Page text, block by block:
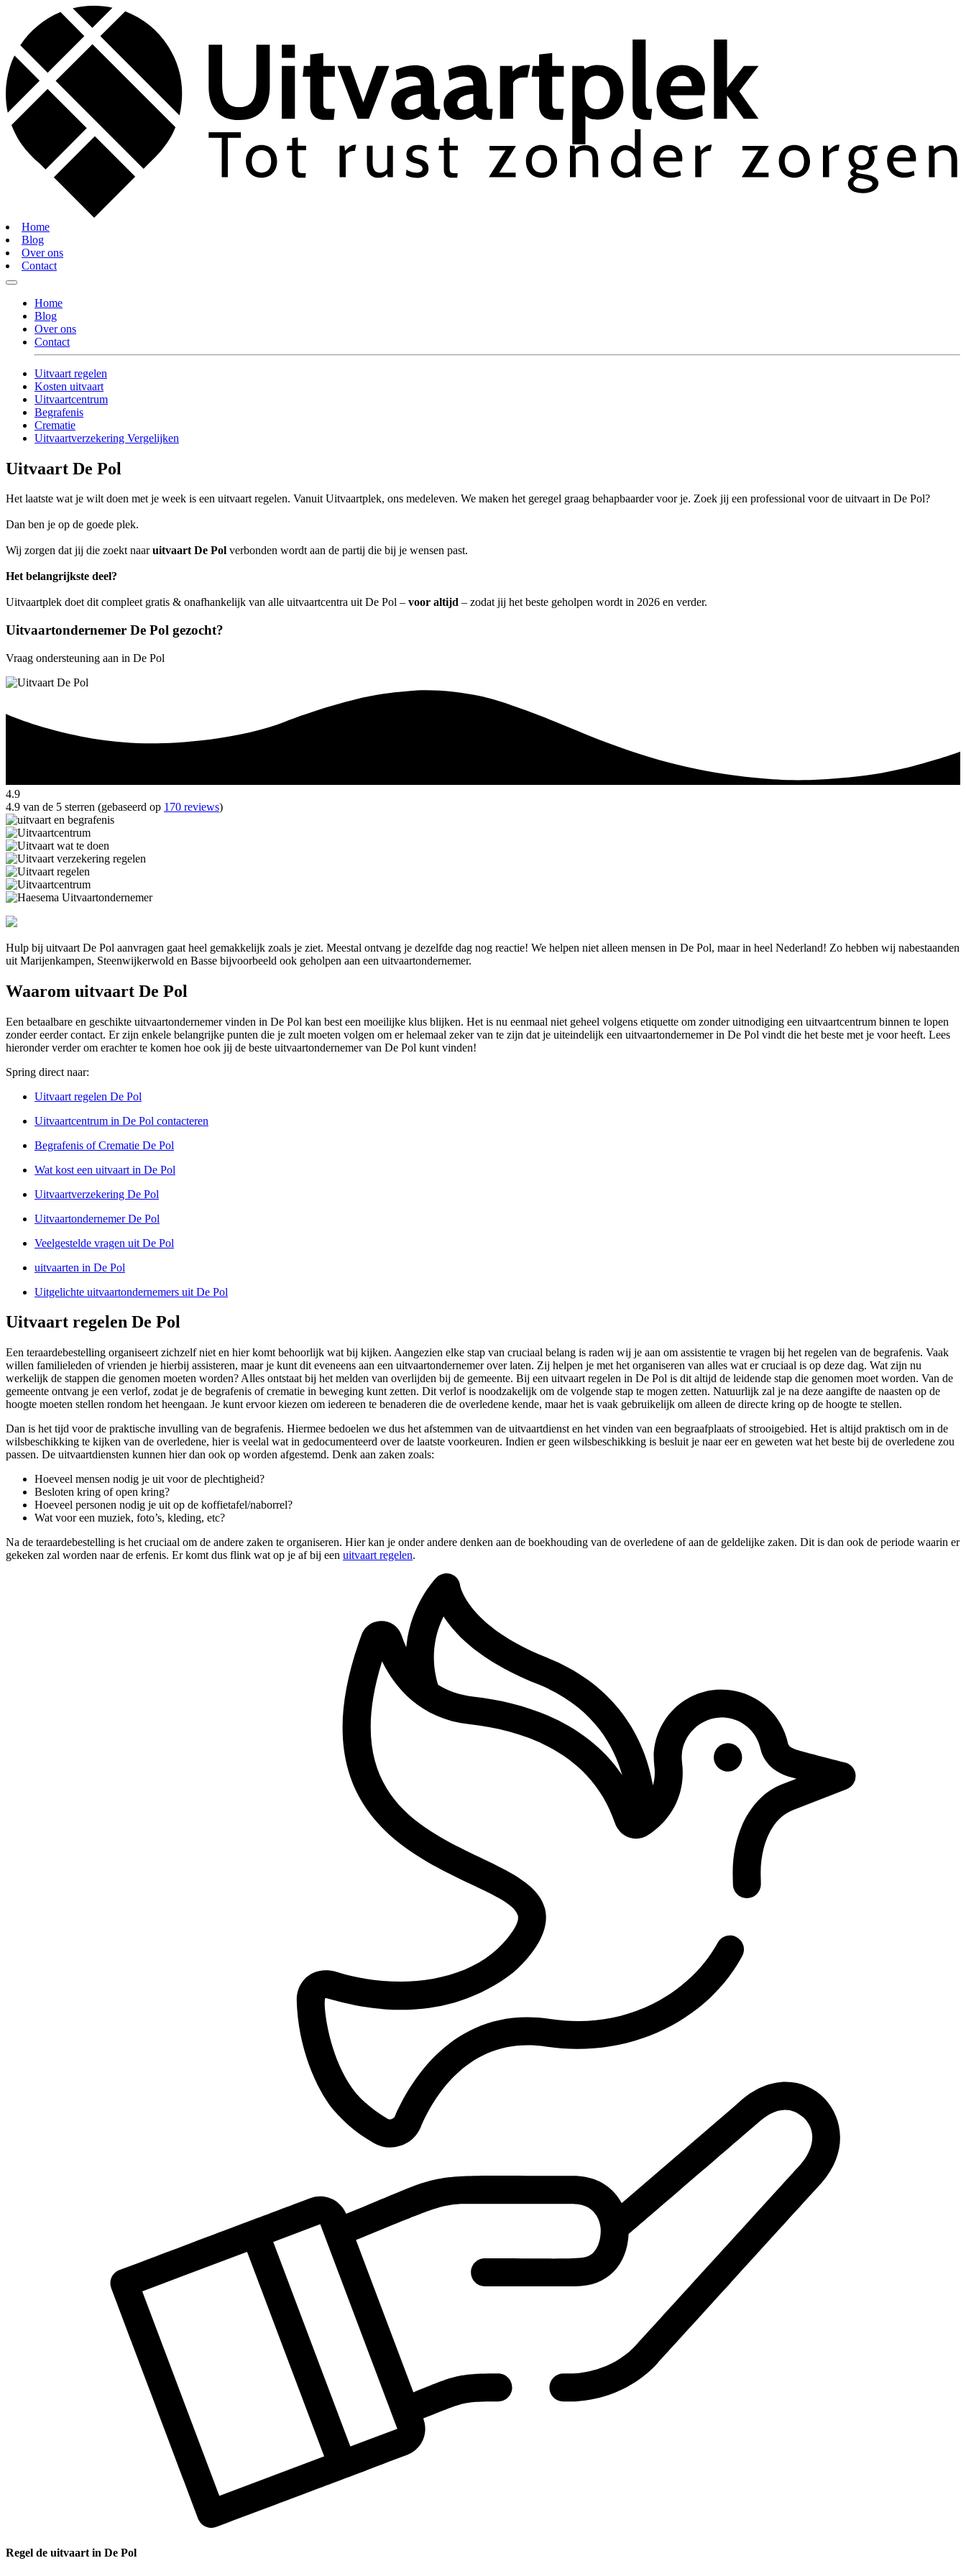
Home
Blog
Over ons
Contact
Home
Blog
Over ons
Contact
Uitvaart regelen
Kosten uitvaart
Uitvaartcentrum
Begrafenis
Crematie
Uitvaartverzekering Vergelijken
Uitvaart De Pol
Het laatste wat je wilt doen met je week is een uitvaart regelen. Vanuit Uitvaartplek, ons medeleven. We maken het geregel graag behapbaarder voor je. Zoek jij een professional voor de uitvaart in De Pol?
Dan ben je op de goede plek.
Wij zorgen dat jij die zoekt naaruitvaart De Pol verbonden wordt aan de partij die bij je wensen past.
Het belangrijkste deel?
Uitvaartplek doet dit compleet gratis & onafhankelijk van alle uitvaartcentra uit De Pol – voor altijd – zodat jij het beste geholpen wordt in 2026 en verder.
Uitvaartondernemer De Pol gezocht?
Vraag ondersteuning aan in De Pol
4.9
4.9 van de 5 sterren (gebaseerd op 170 reviews)
Hulp bij uitvaart De Pol aanvragen gaat heel gemakkelijk zoals je ziet. Meestal ontvang je dezelfde dag nog reactie! We helpen niet alleen mensen in De Pol, maar in heel Nederland! Zo hebben wij nabestaanden
uit Marijenkampen, Steenwijkerwold en Basse bijvoorbeeld ook geholpen aan een uitvaartondernemer.
Waarom uitvaart De Pol
Een betaalbare en geschikte uitvaartondernemer vinden in De Pol kan best een moeilijke klus blijken. Het is nu eenmaal niet geheel volgens etiquette om zonder uitnodiging een uitvaartcentrum binnen te lopen
zonder eerder contact. Er zijn enkele belangrijke punten die je zult moeten volgen om er helemaal zeker van te zijn dat je uiteindelijk een uitvaartondernemer in De Pol vindt die het beste met je voor heeft. Lees
hieronder verder om erachter te komen hoe ook jij de beste uitvaartondernemer van De Pol kunt vinden!
Spring direct naar:
Uitvaart regelen De Pol
Uitvaartcentrum in De Pol contacteren
Begrafenis of Crematie De Pol
Wat kost een uitvaart in De Pol
Uitvaartverzekering De Pol
Uitvaartondernemer De Pol
Veelgestelde vragen uit De Pol
uitvaarten in De Pol
Uitgelichte uitvaartondernemers uit De Pol
Uitvaart regelen De Pol
Een teraardebestelling organiseert zichzelf niet en hier komt behoorlijk wat bij kijken. Aangezien elke stap van cruciaal belang is raden wij je aan om assistentie te vragen bij het regelen van de begrafenis. Vaak
willen familieleden of vrienden je hierbij assisteren, maar je kunt dit eveneens aan een uitvaartondernemer over laten. Zij helpen je met het organiseren van alles wat er cruciaal is op deze dag. Wat zijn nu
werkelijk de stappen die genomen moeten worden? Alles ontstaat bij het melden van overlijden bij de gemeente. Bij een uitvaart regelen in De Pol is dit altijd de leidende stap die genomen moet worden. Van de
gemeente ontvang je een verlof, zodat je de begrafenis of crematie in beweging kunt zetten. Dit verlof is noodzakelijk om de volgende stap te mogen zetten. Natuurlijk zal je na deze aangifte de naasten op de
hoogte moeten stellen rondom het heengaan. Je kunt ervoor kiezen om iedereen te benaderen die de overledene kende, maar het is vaak gebruikelijk om alleen de directe kring op de hoogte te stellen.
Dan is het tijd voor de praktische invulling van de begrafenis. Hiermee bedoelen we dus het afstemmen van de uitvaartdienst en het vinden van een begraafplaats of strooigebied. Het is altijd praktisch om in de
wilsbeschikking te kijken van de overledene, hier is veelal wat in gedocumenteerd over de laatste voorkeuren. Indien er geen wilsbeschikking is besluit je naar eer en geweten wat het beste bij de overledene zou
passen. De uitvaartdiensten kunnen hier dan ook op worden afgestemd. Denk aan zaken zoals:
Hoeveel mensen nodig je uit voor de plechtigheid?
Besloten kring of open kring?
Hoeveel personen nodig je uit op de koffietafel/naborrel?
Wat voor een muziek, foto’s, kleding, etc?
Na de teraardebestelling is het cruciaal om de andere zaken te organiseren. Hier kan je onder andere denken aan de boekhouding van de overledene of aan de geldelijke zaken. Dit is dan ook de periode waarin er
gekeken zal worden naar de erfenis. Er komt dus flink wat op je af bij een uitvaart regelen.
Regel de uitvaart in De Pol